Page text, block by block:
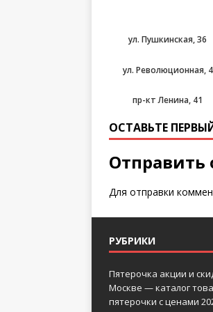
ул. Пушкинская, 36
ул. Революционная, 4
пр-кт Ленина, 41
ОСТАВЬТЕ
Отправить
Для отправки
РУБРИКИ
Пятерочка акции и
Москве — каталог
пятерочки с ценами